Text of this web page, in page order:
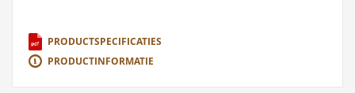
PRODUCTSPECIFICATIES
PRODUCTINFORMATIE